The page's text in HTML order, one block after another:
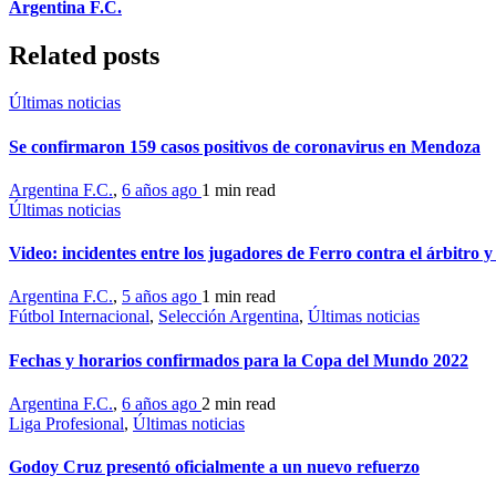
Argentina F.C.
Related posts
Últimas noticias
Se confirmaron 159 casos positivos de coronavirus en Mendoza
Argentina F.C., 6 años ago 1 min read
Últimas noticias
Video: incidentes entre los jugadores de Ferro contra el árbitro
Argentina F.C., 5 años ago 1 min read
Fútbol Internacional, Selección Argentina, Últimas noticias
Fechas y horarios confirmados para la Copa del Mundo 2022
Argentina F.C., 6 años ago 2 min read
Liga Profesional, Últimas noticias
Godoy Cruz presentó oficialmente a un nuevo refuerzo